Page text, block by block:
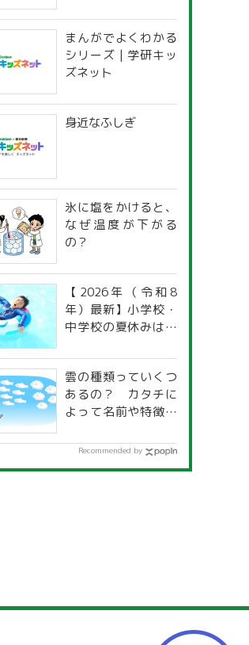
まんがでよくわかる
シリーズ | 学研キッ
ズネット
身近なふしぎ
氷に塩をかけると、
なぜ温度が下がる
の？
【2026年（令和8
年）最新】小学校・
中学校の夏休みはい
道府県別「夏季休暇
一覧」
雲の種類っていくつ
あるの？ カタチに
よって名前や特徴が
Recommended by